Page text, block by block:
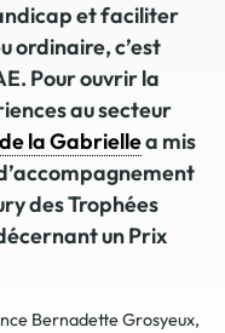
et faciliter
ordinaire, c’est
Pour ouvrir la
au secteur
la Gabriellea mis
des Trophées
un Prix
Bernadette Grosyeux,